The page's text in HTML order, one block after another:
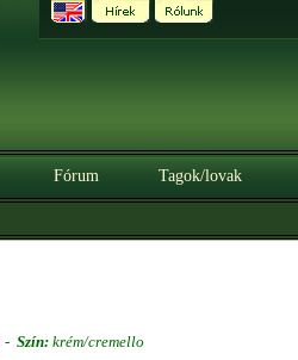
Fórum Tagok/lovak
- Szín: krém/cremello